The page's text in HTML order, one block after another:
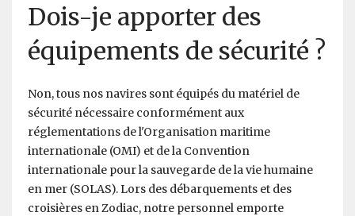
Dois-je apporter des
équipements de sécurité ?
Non, tous nos navires sont équipés du matériel de
sécurité nécessaire conformément aux
réglementations de l'Organisation maritime
internationale (OMI) et de la Convention
internationale pour la sauvegarde de la vie humaine
en mer (SOLAS). Lors des débarquements et des
croisières en Zodiac, notre personnel emporte